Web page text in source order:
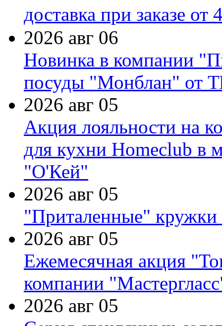
доставка при заказе от
2026 авг 06
Новинка в компании
посуды "Монблан" от
2026 авг 05
Акция лояльности на
для кухни Homeclub в
"О'Кей"
2026 авг 05
"Приталенные" кружки
2026 авг 05
Ежемесячная акция
компании
2026 авг 05